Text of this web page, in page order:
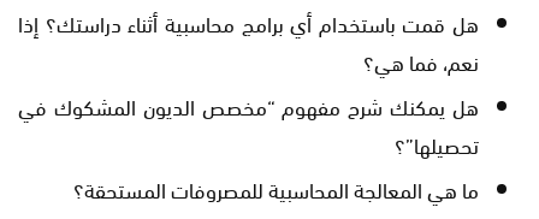
هل قمت باستخدام أي برامج محاسبية أثناء دراستك؟ إذا
نعم، فما هي؟
هل يمكنك شرح مفهوم “مخصص الديون المشكوك في
تحصيلها”؟
ما هي المعالجة المحاسبية للمصروفات المستحقة؟